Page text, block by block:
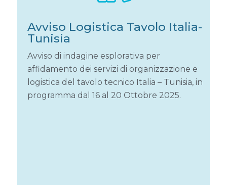
Avviso Logistica Tavolo Italia-
Tunisia
Avviso di indagine esplorativa per
affidamento dei servizi di organizzazione e
logistica del tavolo tecnico Italia – Tunisia, in
programma dal 16 al 20 Ottobre 2025.